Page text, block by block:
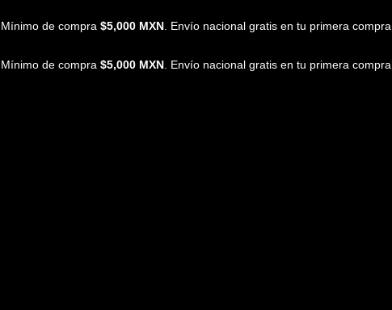
. Mínimo de compra $5,000 MXN . Envío nacional gratis en tu primera compra.
. Mínimo de compra $5,000 MXN . Envío nacional gratis en tu primera compra.